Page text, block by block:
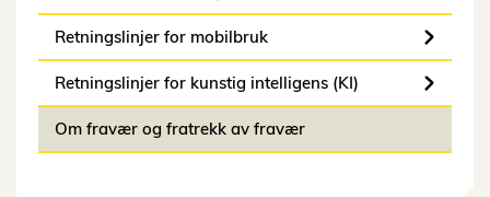
Retningslinjer for mobilbruk
Retningslinjer for kunstig intelligens (KI)
Om fravær og fratrekk av fravær